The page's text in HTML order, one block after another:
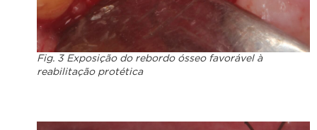
Fig. 3 Exposição do rebordo ósseo favorável à
reabilitação protética